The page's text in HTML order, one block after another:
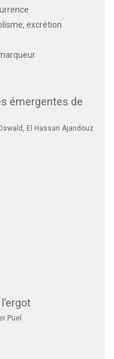
excrétion
émergentes de
El Hassan Ajandouz
Puel